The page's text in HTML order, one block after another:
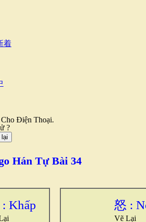
着
Điện Thoại.
?
lại
Hán Tự Bài 34
Khấp 怒 :
Vẽ Lại